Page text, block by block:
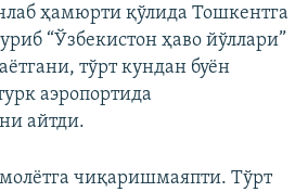
ҳамюрти қўлида Тошкентга
“Ўзбекистон ҳаво йўллари”
тўрт кундан буён
аэропортида
айтди.
чиқаришмаяпти. Тўрт